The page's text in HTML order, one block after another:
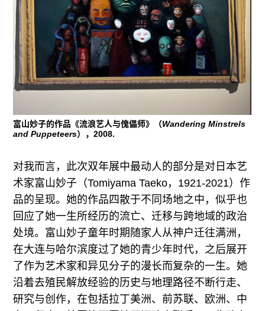
富山妙子的作品《流浪艺人与傀儡师》（Wandering Minstrels
and Puppeteers），2008.
对我而言，此次双年展中最动人的部分是对日本艺
术家富山妙子（Tomiyama Taeko，1921-2021）作
品的呈现。她的作品四散于不同场地之中，似乎也
回应了她一生所经历的流亡、迁移与跨地域的政治
处境。富山妙子童年时期随家人从神户迁往满洲，
在大连与哈尔滨度过了她的青少年时代，之后展开
了作为艺术家和异见分子的漫长而复杂的一生。她
沿着去殖民解放经验的历史与地理路径不断行走、
研究与创作，在包括拉丁美洲、前苏联、欧洲、中